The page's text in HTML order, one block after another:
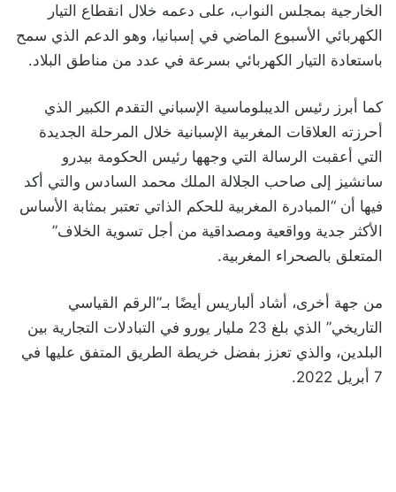
الخارجية بمجلس النواب، على دعمه خلال انقطاع التيار
الكهربائي الأسبوع الماضي في إسبانيا، وهو الدعم الذي سمح
باستعادة التيار الكهربائي بسرعة في عدد من مناطق البلاد.
كما أبرز رئيس الديبلوماسية الإسباني التقدم الكبير الذي
أحرزته العلاقات المغربية الإسبانية خلال المرحلة الجديدة
التي أعقبت الرسالة التي وجهها رئيس الحكومة بيدرو
سانشيز إلى صاحب الجلالة الملك محمد السادس والتي أكد
فيها أن “المبادرة المغربية للحكم الذاتي تعتبر بمثابة الأساس
الأكثر جدية وواقعية ومصداقية من أجل تسوية الخلاف”
المتعلق بالصحراء المغربية.
من جهة أخرى، أشاد ألباريس أيضًا بـ”الرقم القياسي
التاريخي” الذي بلغ 23 مليار يورو في التبادلات التجارية بين
البلدين، والذي تعزز بفضل خريطة الطريق المتفق عليها في
7 أبريل 2022.